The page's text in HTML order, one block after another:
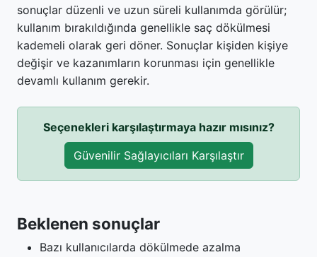
sonuçlar düzenli ve uzun süreli kullanımda görülür;
kullanım bırakıldığında genellikle saç dökülmesi
kademeli olarak geri döner. Sonuçlar kişiden kişiye
değişir ve kazanımların korunması için genellikle
devamlı kullanım gerekir.
Seçenekleri karşılaştırmaya hazır mısınız?
Güvenilir Sağlayıcıları Karşılaştır
Beklenen sonuçlar
Bazı kullanıcılarda dökülmede azalma